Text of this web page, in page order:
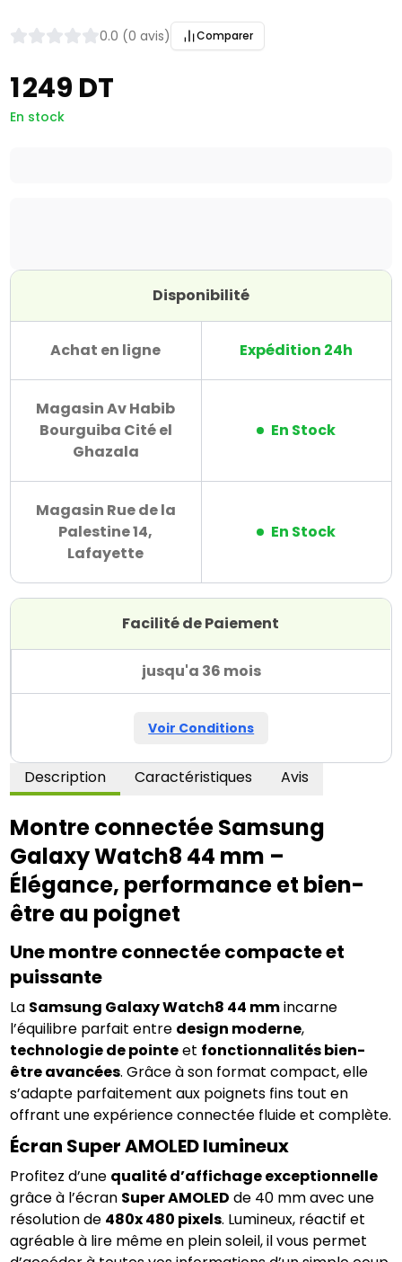
0.0 (0 avis) Comparer
1 249 DT
En stock
Disponibilité
Achat en ligne Expédition 24h
Magasin Av Habib
Bourguiba Cité el
Ghazala
En Stock
Magasin Rue de la
Palestine 14,
Lafayette
En Stock
Facilité de Paiement
jusqu'a 36 mois
Voir Conditions
Description Caractéristiques Avis
Montre connectée Samsung
Galaxy Watch8 44 mm –
Élégance, performance et bien-
être au poignet
Une montre connectée compacte et
puissante
La Samsung Galaxy Watch8 44 mm incarne
l’équilibre parfait entre design moderne
technologie de pointe et fonctionnalités bien-
être avancées. Grâce à son format compact, elle
s’adapte parfaitement aux poignets fins tout en
offrant une expérience connectée fluide et complète.
Écran Super AMOLED lumineux
Profitez d’une qualité d’affichage exceptionnelle
grâce à l’écran Super AMOLED de 40 mm avec une
résolution de 480x 480 pixels. Lumineux, réactif et
agréable à lire même en plein soleil, il vous permet